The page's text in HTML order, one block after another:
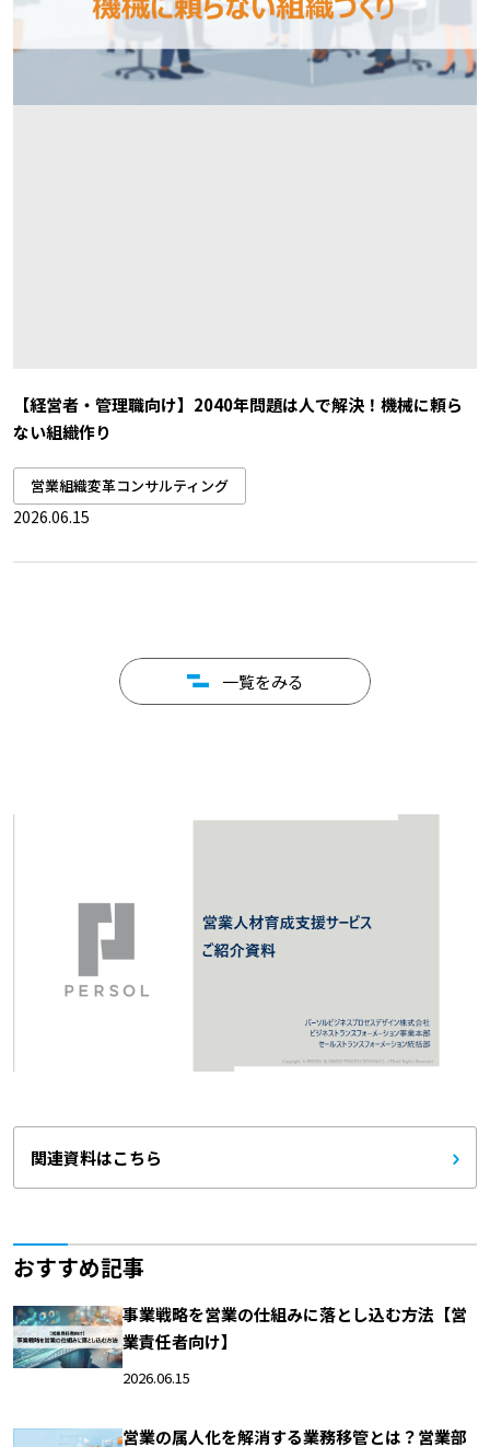
【経営者・管理職向け】2040年問題は人で解決！機械に頼ら
ない組織作り
営業組織変革コンサルティング
2026.06.15
一覧をみる
関連資料はこちら
おすすめ記事
事業戦略を営業の仕組みに落とし込む方法【営
業責任者向け】
2026.06.15
営業の属人化を解消する業務移管とは？営業部